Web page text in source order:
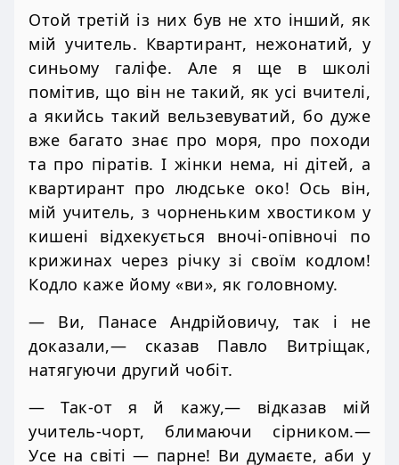
Отой третій із них був не хто інший, як
мій учитель. Квартирант, нежонатий, у
синьому галіфе. Але я ще в школі
помітив, що він не такий, як усі вчителі,
а якийсь такий вельзевуватий, бо дуже
вже багато знає про моря, про походи
та про піратів. І жінки нема, ні дітей, а
квартирант про людське око! Ось він,
мій учитель, з чорненьким хвостиком у
кишені відхекується вночі-опівночі по
крижинах через річку зі своїм кодлом!
Кодло каже йому «ви», як головному.
— Ви, Панасе Андрійовичу, так і не
доказали,— сказав Павло Витріщак,
натягуючи другий чобіт.
— Так-от я й кажу,— відказав мій
учитель-чорт, блимаючи сірником.—
Усе на світі — парне! Ви думаєте, аби у